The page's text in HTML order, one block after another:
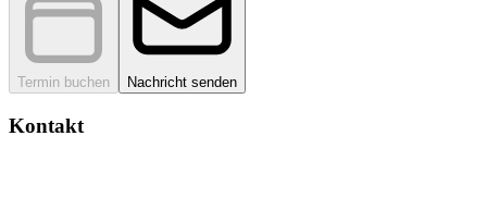
Termin buchen Nachricht senden
Kontakt